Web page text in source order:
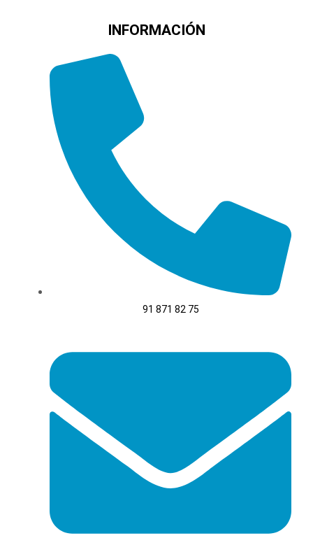
INFORMACIÓN
91 871 82 75